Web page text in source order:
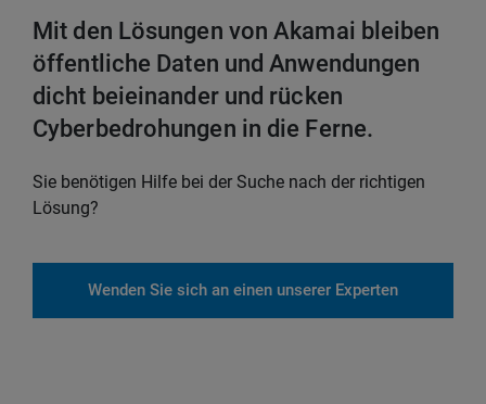
Mit den Lösungen von Akamai bleiben
öffentliche Daten und Anwendungen
dicht beieinander und rücken
Cyberbedrohungen in die Ferne.
Sie benötigen Hilfe bei der Suche nach der richtigen
Lösung?
Wenden Sie sich an einen unserer Experten